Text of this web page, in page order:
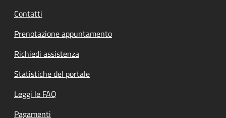
Contatti
Prenotazione appuntamento
Richiedi assistenza
Statistiche del portale
Leggi le FAQ
Pagamenti